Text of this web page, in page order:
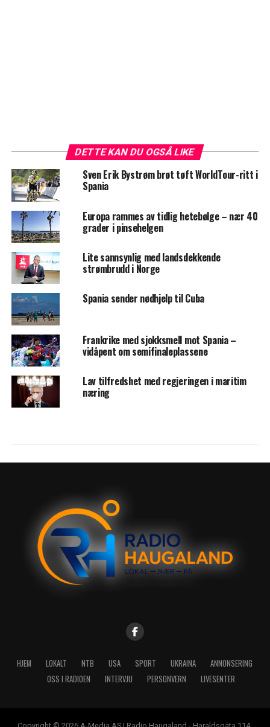
DETTE KAN DU OGSÅ LIKE
Sven Erik Bystrøm brøt tøft WorldTour-ritt i
Spania
Europa rammes av tidlig hetebølge – nær 40
grader i pinsehelgen
Lite sannsynlig med landsdekkende
strømbrudd i Norge
Spania sender nødhjelp til Cuba
Frankrike med sjokksmell mot Spania –
vidåpent om semifinaleplassene
Lav tilfredshet med regjeringen i maritim
næring
HJEM LOKALT NTB USA SPORT UKRAINA
ANNONSERING
OSS I RADIOEN
INTERVJU PERSONVERN LIVESENTER